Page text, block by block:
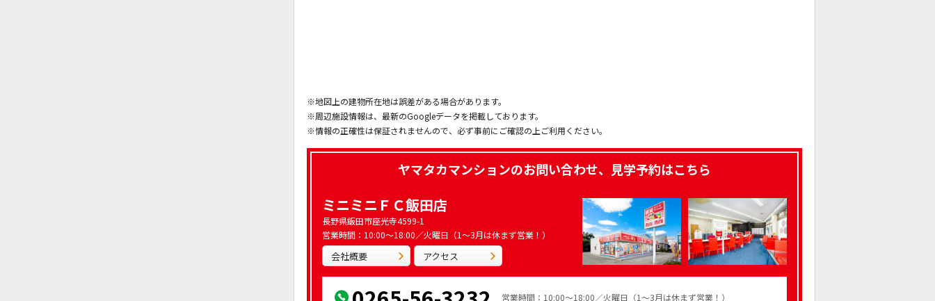
※地図上の建物所在地は誤差がある場合があります。
※周辺施設情報は、最新のGoogleデータを掲載しております。
※情報の正確性は保証されませんので、必ず事前にご確認の上ご利用ください。
ヤマタカマンションのお問い合わせ、見学予約はこちら
ミニミニＦＣ飯田店
長野県飯田市座光寺4599-1
営業時間：10:00～18:00／火曜日（1～3月は休まず営業！）
会社概要 アクセス
営業時間：10:00～18:00／火曜日（1～3月は休まず営業！）